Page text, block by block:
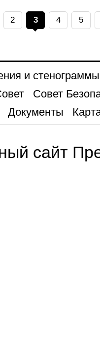
2 3 4 5
и стенограммы
Совет
Документы
сайт